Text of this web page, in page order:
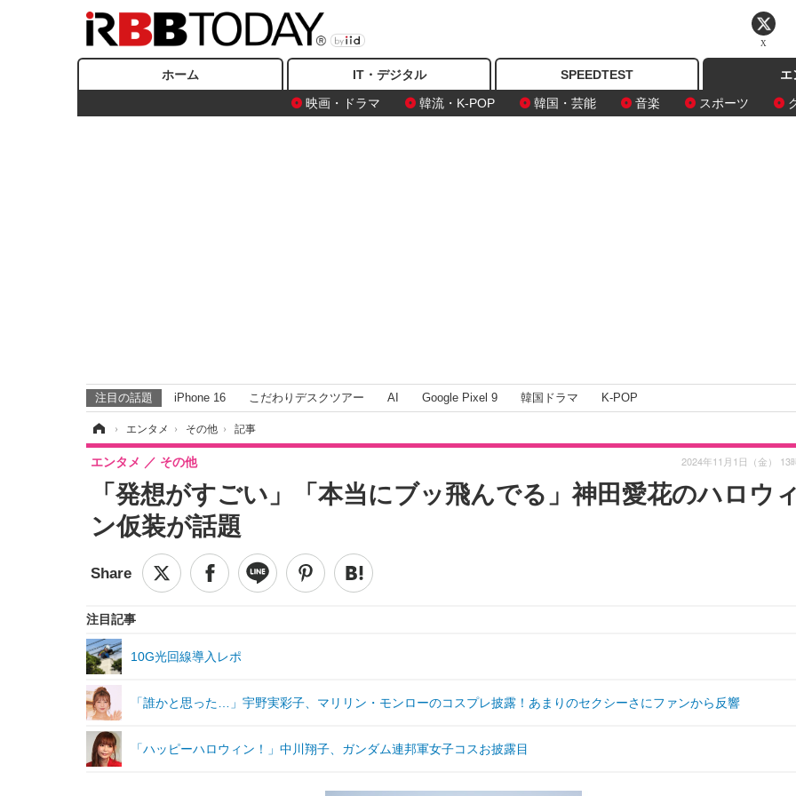
ホーム IT・デジタル SPEEDTEST
エ
映画・ドラマ
韓流・K-POP 韓国・芸能 音楽 スポーツ
注目の話題 iPhone 16 こだわりデスクツアー AI Google Pixel 9 韓国ドラマ K-POP
› エンタメ › その他 › 記事
「発想がすごい」「本当にブッ飛んでる」神田愛花のハロウィ
ン仮装が話題
エンタメ その他 2024年11月1日（金） 13
注目記事
10G光回線導入レポ
「誰かと思った…」宇野実彩子、マリリン・モンローのコスプレ披露！あまりのセクシーさにファンから反響
「ハッピーハロウィン！」中川翔子、ガンダム連邦軍女子コスお披露目
X